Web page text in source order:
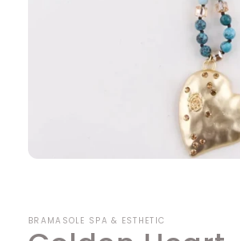
una
ventana
BRAMASOLE SPA & ESTHETIC